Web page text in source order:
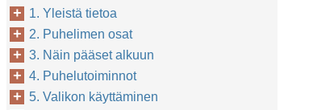
1. Yleistä tietoa
2. Puhelimen osat
3. Näin pääset alkuun
4. Puhelutoiminnot
5. Valikon käyttäminen